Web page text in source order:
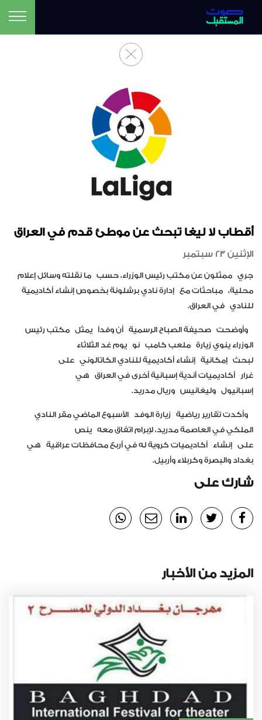
أقطاب لا ليغا تبحث عن موطئ قدم في العراق
الإثنين 23 سبتمبر
جري ممثلون عن مكتب رئيس الوزراء، حسب ما نقلته وسائل إعلام
محلية، مباحثات مع إدارة نادي برشلونة بخصوص إنشاء أكاديمية
للنادي في العراق.
وأوضحت صحيفة الصباح الرسمية أن وفداً يمثل مكتب رئيس
الوزراء ينوي زيارة ملعب كامب نو
يوم غد الثلاثاء
لبحث إمكانية إنشاء أكاديمية للنادي الكاتالوني على
غرار أكاديميات أندية إسبانية أخرى في العراق هي
إسبانيول وليغانيس وريال مدريد.
وأكدت تقارير رياضية زيارة الوفد الأسبوع الماضي مقر النادي
الملكي في العاصمة مدريد، لإبرام اتفاق معه ينص
على إنشاء أكاديميات كروية له في أربع محافظات عراقية هي
بغداد والبصرة وكربلاء وأربيل.
شارك على
المزيد من الأخبار